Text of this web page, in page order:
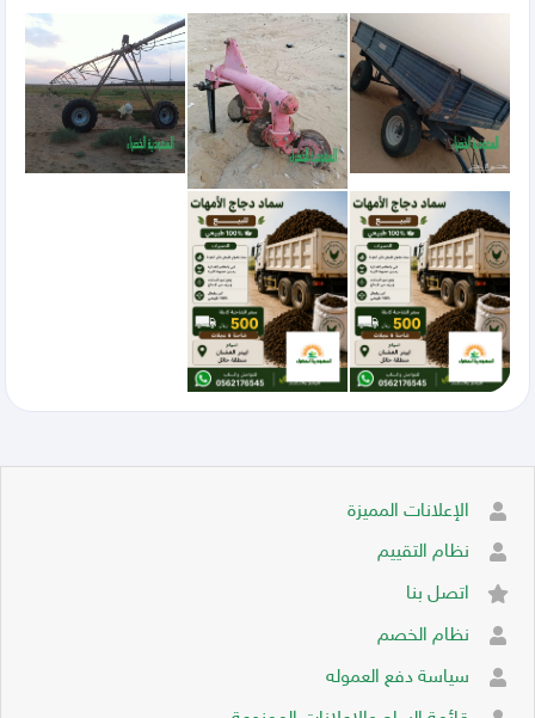
الإعلانات المميزة
نظام التقييم
اتصل بنا
نظام الخصم
سياسة دفع العموله